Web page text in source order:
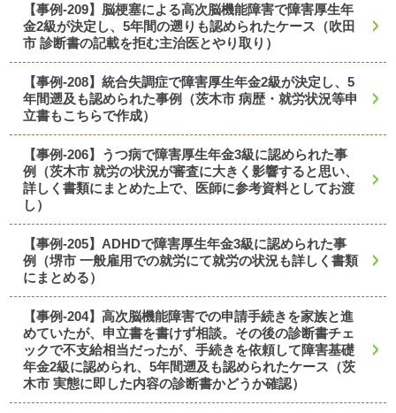
【事例-209】脳梗塞による高次脳機能障害で障害厚生年
金2級が決定し、5年間の遡りも認められたケース（吹田
市 診断書の記載を拒む主治医とやり取り）
【事例-208】統合失調症で障害厚生年金2級が決定し、5
年間遡及も認められた事例（茨木市 病歴・就労状況等申
立書もこちらで作成）
【事例-206】うつ病で障害厚生年金3級に認められた事
例（茨木市 就労の状況が審査に大きく影響すると思い、
詳しく書類にまとめた上で、医師に参考資料としてお渡
し）
【事例-205】ADHDで障害厚生年金3級に認められた事
例（堺市 一般雇用での就労にて就労の状況も詳しく書類
にまとめる）
【事例-204】高次脳機能障害での申請手続きを家族と進
めていたが、申立書を書けず相談。その後の診断書チェ
ックで不支給相当だったが、手続きを依頼して障害基礎
年金2級に認められ、5年間遡及も認められたケース（茨
木市 実態に即した内容の診断書かどうか確認）